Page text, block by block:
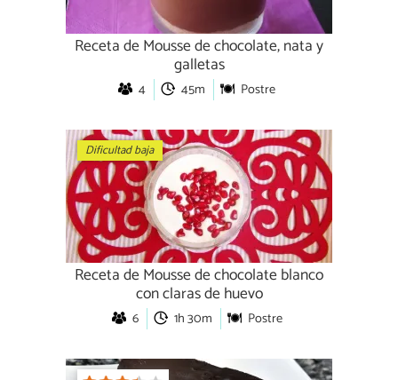
Receta de Mousse de chocolate, nata y
galletas
4 45m Postre
Dificultad baja
Receta de Mousse de chocolate blanco
con claras de huevo
6 1h 30m Postre